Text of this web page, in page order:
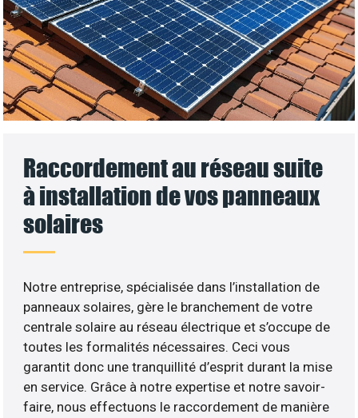
Raccordement au réseau suite
à installation de vos panneaux
solaires
Notre entreprise, spécialisée dans l’installation de
panneaux solaires, gère le branchement de votre
centrale solaire au réseau électrique et s’occupe de
toutes les formalités nécessaires. Ceci vous
garantit donc une tranquillité d’esprit durant la mise
en service. Grâce à notre expertise et notre savoir-
faire, nous effectuons le raccordement de manière